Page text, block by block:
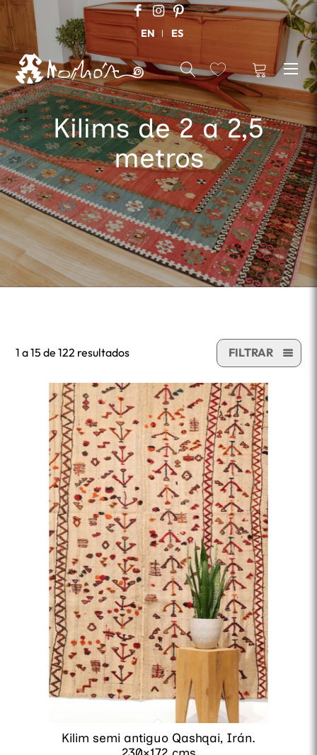
EN ES
Kilims de 2 a 2,5
metros
1 a 15 de 122 resultados FILTRAR
Kilim semi antiguo Qashqai, Irán.